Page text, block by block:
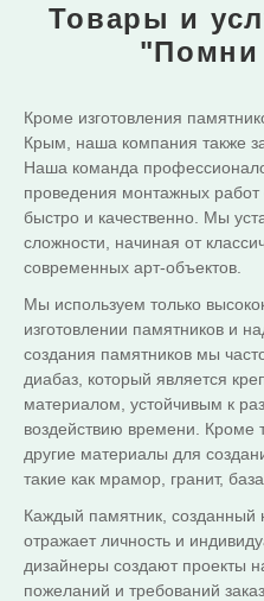
Товары и
"Помни
Кроме изготовления
Крым, наша компания также
Наша команда
проведения монтажных работ
быстро и качественно. Мы
сложности, начиная от
современных арт-объектов.
Мы используем только
изготовлении памятников и
создания памятников мы
диабаз, который является
материалом, устойчивым к
воздействию времени. Кроме
другие материалы для
такие как мрамор, гранит,
Каждый памятник,
отражает личность и
дизайнеры создают проекты
пожеланий и требований